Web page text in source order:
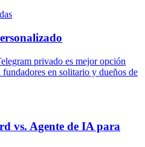
privado es mejor opción
en solitario y dueños de
vs. Agente de IA para